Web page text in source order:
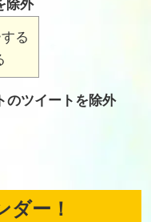
る
のツイートを除外
ダー！